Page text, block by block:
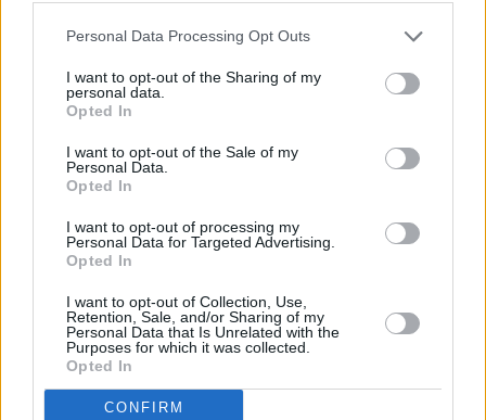
Personal Data Processing Opt Outs
I want to opt-out of the Sharing of my
personal data.
Opted In
I want to opt-out of the Sale of my
Personal Data.
Opted In
I want to opt-out of processing my
Personal Data for Targeted Advertising.
Opted In
I want to opt-out of Collection, Use,
Retention, Sale, and/or Sharing of my
Personal Data that Is Unrelated with the
Purposes for which it was collected.
Opted In
CONFIRM
facebook tweet share
Google News
και μάθετε πρώτοι όλες τις ειδήσεις
ΣΧΕΤΙΚΆ ΆΡΘΡΑ
ΠΟΛΙΤΙΚΉ
Κομισιόν